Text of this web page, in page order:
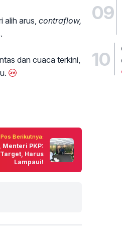
alih arus, contraflow,
dan cuaca terkini,
Pos Berikutnya:
Menteri PKP:
Harus
Lampaui!
09
10